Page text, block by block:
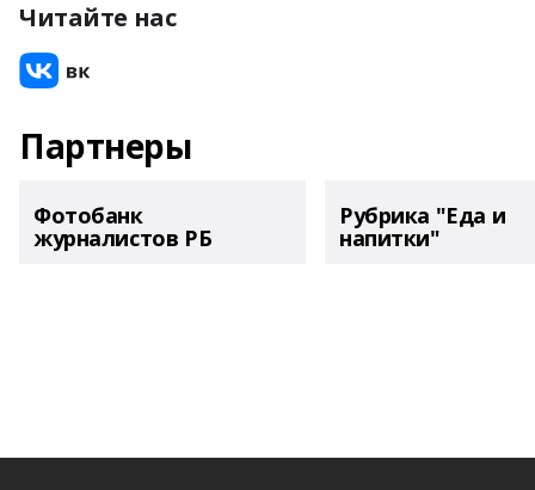
Читайте нас
Партнеры
Фотобанк
журналистов РБ
Рубрика "Еда и
напитки"